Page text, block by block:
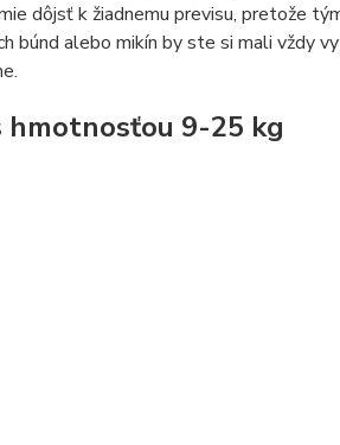
dôjsť k žiadnemu previsu, pretože
búnd alebo mikín by ste si mali vždy
hmotnosťou 9-25 kg